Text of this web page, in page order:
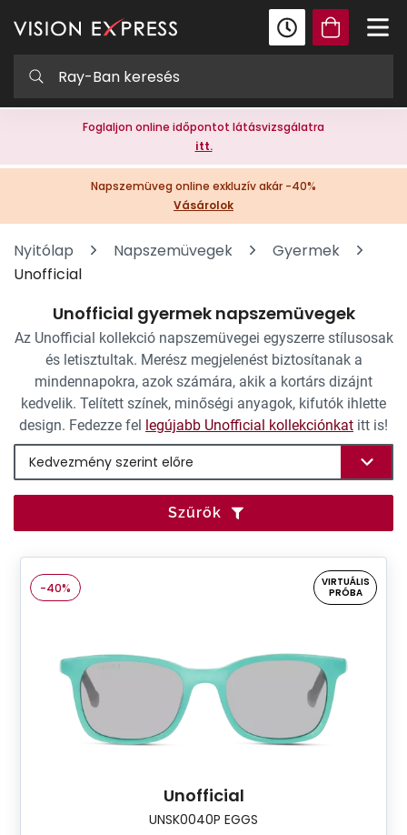
Foglaljon online időpontot látásvizsgálatra
itt.
Napszemüveg online exkluzív akár -40%
Vásárolok
Nyitólap Napszemüvegek
Gyermek
Unofficial
Unofficial gyermek napszemüvegek
Az Unofficial kollekció napszemüvegei egyszerre stílusosak
és letisztultak. Merész megjelenést biztosítanak a
mindennapokra, azok számára, akik a kortárs dizájnt
kedvelik. Telített színek, minőségi anyagok, kifutók ihlette
design. Fedezze fel legújabb Unofficial kollekciónkat itt is!
Szűrők
-40%
VIRTUÁLIS
PRÓBA
Unofficial
UNSK0040P EGGS